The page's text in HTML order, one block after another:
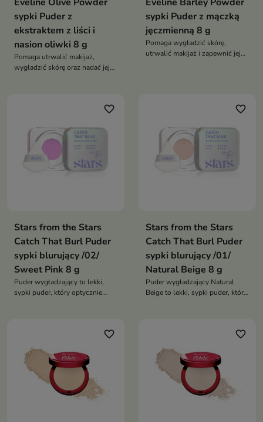
sypki Puder z
ekstraktem z liści i
nasion oliwki 8 g
Pomaga utrwalić makijaż,
wygładzić skórę oraz nadać jej
sypki Puder z mączką
jęczmienną 8 g
Pomaga wygładzić skórę,
utrwalić makijaż i zapewnić jej
favorite_border
Stars from the Stars
Catch That Burl Puder
sypki blurujący /02/
Sweet Pink 8 g
Puder wygładzający to lekki,
sypki puder, który optycznie
odcień ożywia koloryt i dodaje
favorite_border
Stars from the Stars
Catch That Burl Puder
sypki blurujący /01/
Natural Beige 8 g
Puder wygładzający Natural
Beige to lekki, sypki puder, który
favorite_border favorite_border